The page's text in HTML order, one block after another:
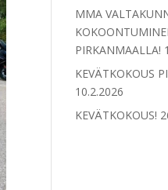
MMA
PIRKANMAALLA!
KEVÄTKOKOUS
10.2.2026
KEVÄTKOKOUS!